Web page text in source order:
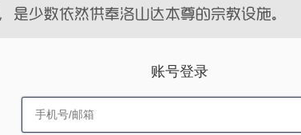
账号登录